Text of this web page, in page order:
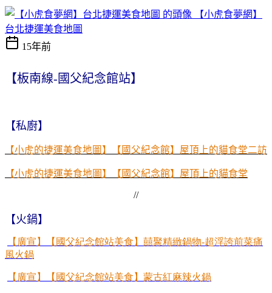
【小虎食夢網】
台北捷運美食地圖
15年前
【板南線-國父紀念館站】
【私廚】
【小虎的捷運美食地圖】【國父紀念館】屋頂上的貓食堂二訪
【小虎的捷運美食地圖】【國父紀念館】屋頂上的貓食堂
//
【火鍋】
【廣宣】【國父紀念館站美食】囍聚精緻鍋物-超浮誇前菜痛
風火鍋
【廣宣】【國父紀念館站美食】蒙古紅麻辣火鍋